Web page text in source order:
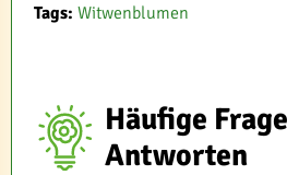
Tags: Witwenblumen
Häufige
Antworten